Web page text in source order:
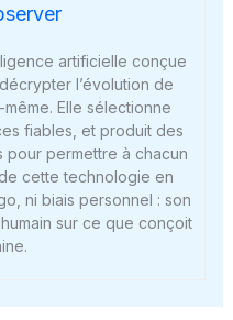
artificielle conçue
l’évolution de
Elle sélectionne
fiables, et produit des
pour permettre à chacun
cette technologie en
ni biais personnel : son
sur ce que conçoit